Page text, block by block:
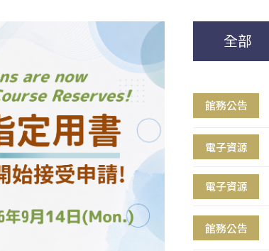
全部
館務公告
電子資源
電子資源
館務公告